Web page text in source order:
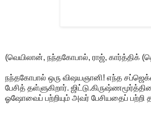
(வெயிலான், நந்தகோபால், ராஜ், கார்த்திக்
நந்தகோபால் ஒரு விஷயஞானி! எந்த
பேசித் தள்ளுகிறார்.
ஓஷோவைப் பற்றியும் அவர் பேசியதைப் பற்றி